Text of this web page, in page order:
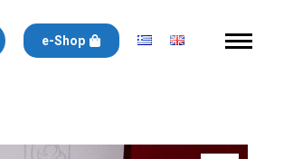
e-Shop